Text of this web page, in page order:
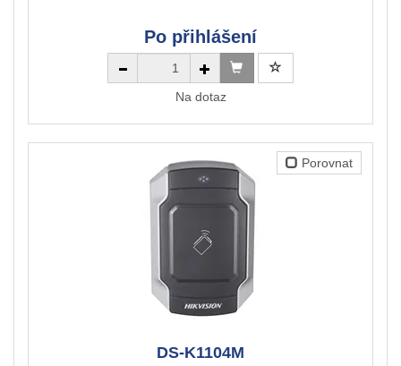
Po přihlášení
Na dotaz
Porovnat
DS-K1104M